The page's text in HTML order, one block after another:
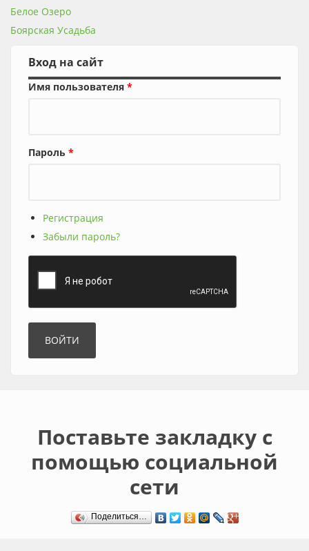
Белое Озеро
Боярская Усадьба
Вход на сайт
Имя пользователя *
Пароль *
Регистрация
Забыли пароль?
Поставьте закладку с
помощью социальной
сети
Поделиться…